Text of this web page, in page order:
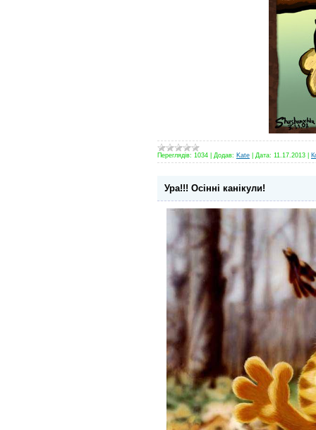
Переглядів: 1034 Додав: Kate Дата: 11.17.2013
Ура!!! Осінні канікули!